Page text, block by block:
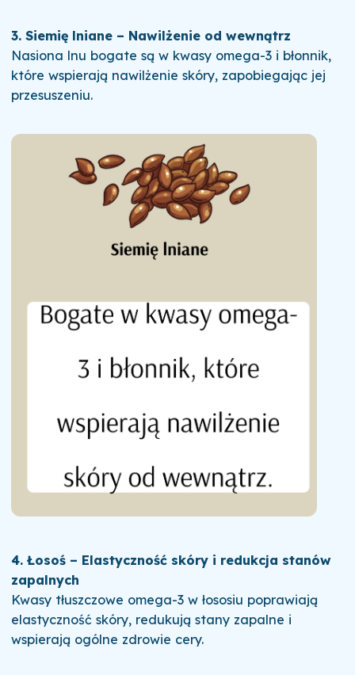
3. Siemię lniane – Nawilżenie od wewnątrz
Nasiona lnu bogate są w kwasy omega-3 i błonnik,
które wspierają nawilżenie skóry, zapobiegając jej
przesuszeniu.
4. Łosoś – Elastyczność skóry i redukcja stanów
zapalnych
Kwasy tłuszczowe omega-3 w łososiu poprawiają
elastyczność skóry, redukują stany zapalne i
wspierają ogólne zdrowie cery.